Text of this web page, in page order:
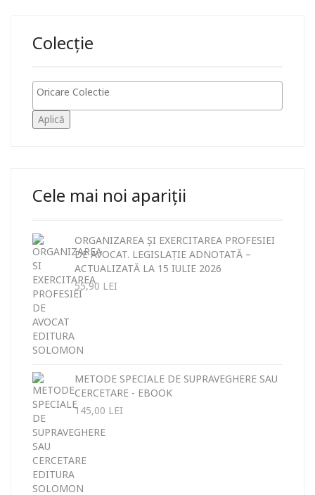
Colecție
Aplică
Cele mai noi apariții
ORGANIZAREA ȘI EXERCITAREA PROFESIEI
DE AVOCAT. LEGISLAȚIE ADNOTATĂ –
ACTUALIZATĂ LA 15 IULIE 2026
55,90 LEI
METODE SPECIALE DE SUPRAVEGHERE SAU
CERCETARE - EBOOK
145,00 LEI